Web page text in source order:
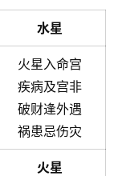
水星
火星入命宫
疾病及宫非
破财逢外遇
祸患忌伤灾
火星